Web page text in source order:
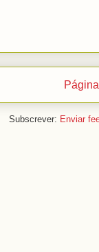
Subscrever: Enviar